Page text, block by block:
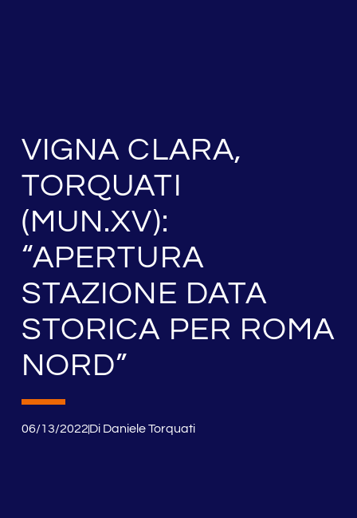
VIGNA CLARA,
TORQUATI
(MUN.XV):
“APERTURA
STAZIONE DATA
STORICA PER ROMA
NORD”
06/13/2022DiDaniele Torquati